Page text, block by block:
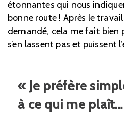
étonnantes qui nous
bonne route ! Après le
demandé, cela me fait bien
s’en lassent pas et puissent
« Je préfère
à ce qui me